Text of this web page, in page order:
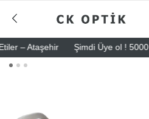
– Ataşehir Şimdi Üye ol ! 5000 TL